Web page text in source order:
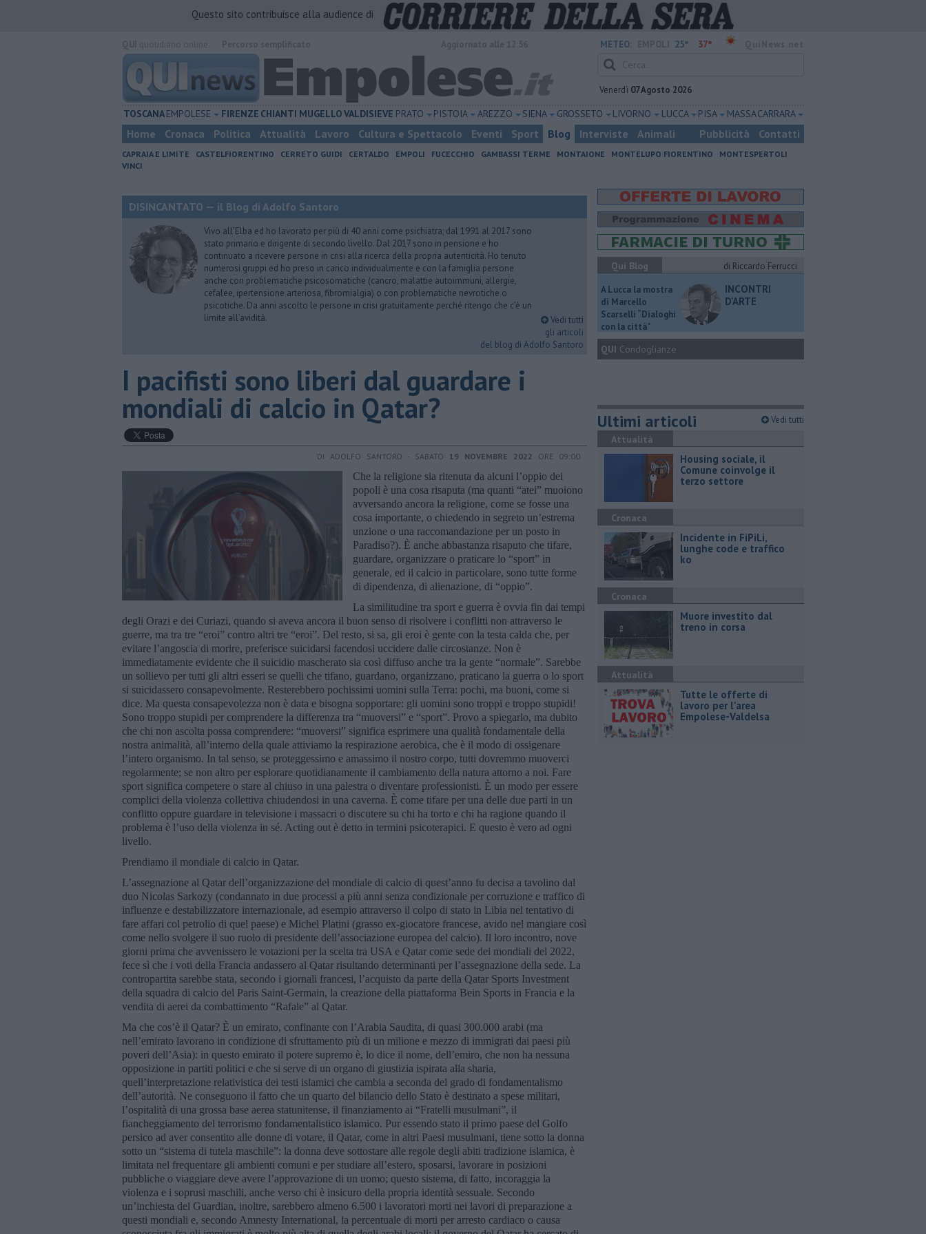
Questo sito contribuisce alla audience di
METEO: 25° 37°
Venerdì 07 Agosto 2026
TOSCANAEMPOLESE FIRENZE CHIANTI MUGELLOVALDISIEVE PRATO PISTOIA AREZZO SIENA GROSSETO LIVORNO LUCCA PISA MASSA CARRARA
Home Cronaca Politica Attualità Lavoro Cultura e Spettacolo Eventi Sport Blog Interviste Animali Pubblicità Contatti
CAPRAIA E LIMITE CASTELFIORENTINO CERRETO GUIDI CERTALDO EMPOLI FUCECCHIO GAMBASSI TERME MONTAIONE MONTELUPO FIORENTINO
MONTESPERTOLI
VINCI
DISINCANTATO — il Blog di Adolfo Santoro
Vivo all’Elba ed ho lavorato per più di 40 anni come psichiatra; dal 1991 al 2017 sono
stato primario e dirigente di secondo livello. Dal 2017 sono in pensione e ho
continuato a ricevere persone in crisi alla ricerca della propria autenticità. Ho tenuto
numerosi gruppi ed ho preso in carico individualmente e con la famiglia persone
anche con problematiche psicosomatiche (cancro, malattie autoimmuni, allergie,
cefalee, ipertensione arteriosa, fibromialgia) o con problematiche nevrotiche o
psicotiche. Da anni ascolto le persone in crisi gratuitamente perché ritengo che c’è un
limite all’avidità.
Vedi tutti
gli articoli
del blog di Adolfo Santoro
​I pacifisti sono liberi dal guardare i
mondiali di calcio in Qatar?
DI ADOLFO SANTORO - SABATO 19 NOVEMBRE 2022 ORE 09:00
Che la religione sia ritenuta da alcuni l’oppio dei
popoli è una cosa risaputa (ma quanti “atei” muoiono
avversando ancora la religione, come se fosse una
cosa importante, o chiedendo in segreto un’estrema
unzione o una raccomandazione per un posto in
Paradiso?). È anche abbastanza risaputo che tifare,
guardare, organizzare o praticare lo “sport” in
generale, ed il calcio in particolare, sono tutte forme
di dipendenza, di alienazione, di “oppio”.
La similitudine tra sport e guerra è ovvia fin dai tempi
degli Orazi e dei Curiazi, quando si aveva ancora il buon senso di risolvere i conflitti non attraverso le
guerre, ma tra tre “eroi” contro altri tre “eroi”. Del resto, si sa, gli eroi è gente con la testa calda che, per
evitare l’angoscia di morire, preferisce suicidarsi facendosi uccidere dalle circostanze. Non è
immediatamente evidente che il suicidio mascherato sia così diffuso anche tra la gente “normale”. Sarebbe
un sollievo per tutti gli altri esseri se quelli che tifano, guardano, organizzano, praticano la guerra o lo sport
si suicidassero consapevolmente. Resterebbero pochissimi uomini sulla Terra: pochi, ma buoni, come si
dice. Ma questa consapevolezza non è data e bisogna sopportare: gli uomini sono troppi e troppo stupidi!
Sono troppo stupidi per comprendere la differenza tra “muoversi” e “sport”. Provo a spiegarlo, ma dubito
che chi non ascolta possa comprendere: “muoversi” significa esprimere una qualità fondamentale della
nostra animalità, all’interno della quale attiviamo la respirazione aerobica, che è il modo di ossigenare
l’intero organismo. In tal senso, se proteggessimo e amassimo il nostro corpo, tutti dovremmo muoverci
regolarmente; se non altro per esplorare quotidianamente il cambiamento della natura attorno a noi. Fare
sport significa competere o stare al chiuso in una palestra o diventare professionisti. È un modo per essere
complici della violenza collettiva chiudendosi in una caverna. È come tifare per una delle due parti in un
conflitto oppure guardare in televisione i massacri o discutere su chi ha torto e chi ha ragione quando il
problema è l’uso della violenza in sé. Acting out è detto in termini psicoterapici. E questo è vero ad ogni
livello.
Prendiamo il mondiale di calcio in Qatar.
L’assegnazione al Qatar dell’organizzazione del mondiale di calcio di quest’anno fu decisa a tavolino dal
duo Nicolas Sarkozy (condannato in due processi a più anni senza condizionale per corruzione e traffico di
influenze e destabilizzatore internazionale, ad esempio attraverso il colpo di stato in Libia nel tentativo di
fare affari col petrolio di quel paese) e Michel Platini (grasso ex-giocatore francese, avido nel mangiare così
come nello svolgere il suo ruolo di presidente dell’associazione europea del calcio). Il loro incontro, nove
giorni prima che avvenissero le votazioni per la scelta tra USA e Qatar come sede dei mondiali del 2022,
fece sì che i voti della Francia andassero al Qatar risultando determinanti per l’assegnazione della sede. La
contropartita sarebbe stata, secondo i giornali francesi, l’acquisto da parte della Qatar Sports Investment
della squadra di calcio del Paris Saint-Germain, la creazione della piattaforma Bein Sports in Francia e la
vendita di aerei da combattimento “Rafale” al Qatar.
Ma che cos’è il Qatar? È un emirato, confinante con l’Arabia Saudita, di quasi 300.000 arabi (ma
nell’emirato lavorano in condizione di sfruttamento più di un milione e mezzo di immigrati dai paesi più
poveri dell’Asia): in questo emirato il potere supremo è, lo dice il nome, dell’emiro, che non ha nessuna
opposizione in partiti politici e che si serve di un organo di giustizia ispirata alla sharia,
quell’interpretazione relativistica dei testi islamici che cambia a seconda del grado di fondamentalismo
dell’autorità. Ne conseguono il fatto che un quarto del bilancio dello Stato è destinato a spese militari,
l’ospitalità di una grossa base aerea statunitense, il finanziamento ai “Fratelli musulmani”, il
fiancheggiamento del terrorismo fondamentalistico islamico. Pur essendo stato il primo paese del Golfo
persico ad aver consentito alle donne di votare, il Qatar, come in altri Paesi musulmani, tiene sotto la donna
sotto un “sistema di tutela maschile”: la donna deve sottostare alle regole degli abiti tradizione islamica, è
limitata nel frequentare gli ambienti comuni e per studiare all’estero, sposarsi, lavorare in posizioni
pubbliche o viaggiare deve avere l’approvazione di un uomo; questo sistema, di fatto, incoraggia la
violenza e i soprusi maschili, anche verso chi è insicuro della propria identità sessuale. Secondo
un’inchiesta del Guardian, inoltre, sarebbero almeno 6.500 i lavoratori morti nei lavori di preparazione a
questi mondiali e, secondo Amnesty International, la percentuale di morti per arresto cardiaco o causa
Qui Blog
di Riccardo Ferrucci
A Lucca la mostra
di Marcello
Scarselli “Dialoghi
con la città"
INCONTRI
D'ARTE
QUI Condoglianze
Ultimi articoli Vedi tutti
Attualità
​Housing sociale, il
Comune coinvolge il
terzo settore
Cronaca
Incidente in FiPiLi,
lunghe code e traffico
ko
Cronaca
Muore investito dal
treno in corsa
Attualità
​Tutte le offerte di
lavoro per l'area
Empolese-Valdelsa